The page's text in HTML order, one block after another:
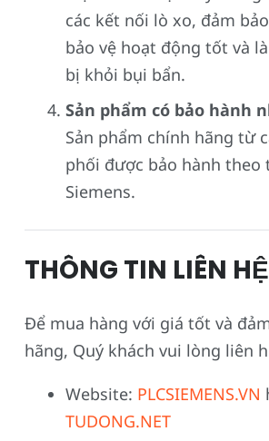
các kết nối lò xo, đảm
bảo vệ hoạt động tốt và
bị khỏi bụi bẩn.
Sản phẩm có bảo hành
Sản phẩm chính hãng từ
phối được bảo hành theo
Siemens.
THÔNG TIN LIÊN HỆ
Để mua hàng với giá tốt và
hãng, Quý khách vui lòng liên
Website: PLCSIEMENS.VN
TUDONG.NET